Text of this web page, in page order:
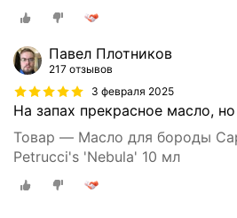
Павел Плотников
217 отзывов
3 февраля 2025
На запах прекрасное масло,
Товар — Масло для бороды
Petrucci's 'Nebula' 10 мл